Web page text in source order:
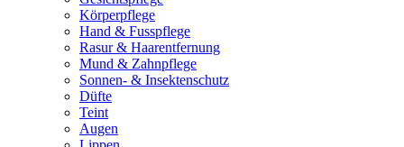
Körperpflege
Hand & Fusspflege
Rasur & Haarentfernung
Mund & Zahnpflege
Sonnen- & Insektenschutz
Düfte
Teint
Augen